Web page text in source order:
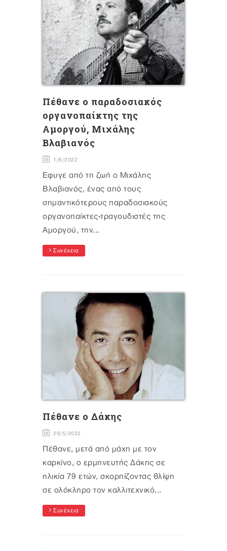
Πέθανε ο παραδοσιακός
οργανοπαίκτης της
Αμοργού, Μιχάλης
Βλαβιανός
1/6/2022
Έφυγε από τη ζωή ο Μιχάλης
Βλαβιανός, ένας από τους
σημαντικότερους παραδοσιακούς
οργανοπαίκτες-τραγουδιστές της
Αμοργού, την...
Συνέχεια
Πέθανε ο Δάκης
29/5/2022
Πέθανε, μετά από μάχη με τον
καρκίνο, ο ερμηνευτής Δάκης σε
ηλικία 79 ετών, σκορπίζοντας θλίψη
σε ολόκληρο τον καλλιτεχνικό...
Συνέχεια